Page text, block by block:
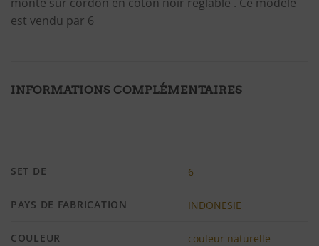
est vendu par 6
INFORMATIONS COMPLÉMENTAIRES
SET DE 6
PAYS DE FABRICATION INDONESIE
COULEUR couleur naturelle